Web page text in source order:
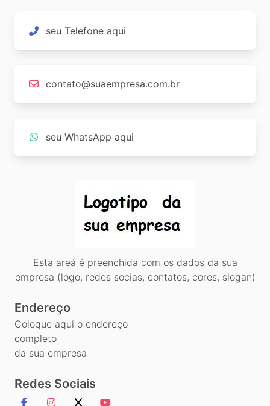
seu Telefone aqui
contato@suaempresa.com.br
seu WhatsApp aqui
Esta areá é preenchida com os dados da sua
empresa (logo, redes socias, contatos, cores, slogan)
Endereço
Coloque aqui o endereço
completo
da sua empresa
Redes Sociais